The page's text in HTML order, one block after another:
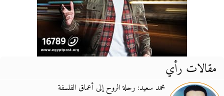
مقالات رأي
محمد سعيد: رحلة الروح إلى أعماق الفلسفة